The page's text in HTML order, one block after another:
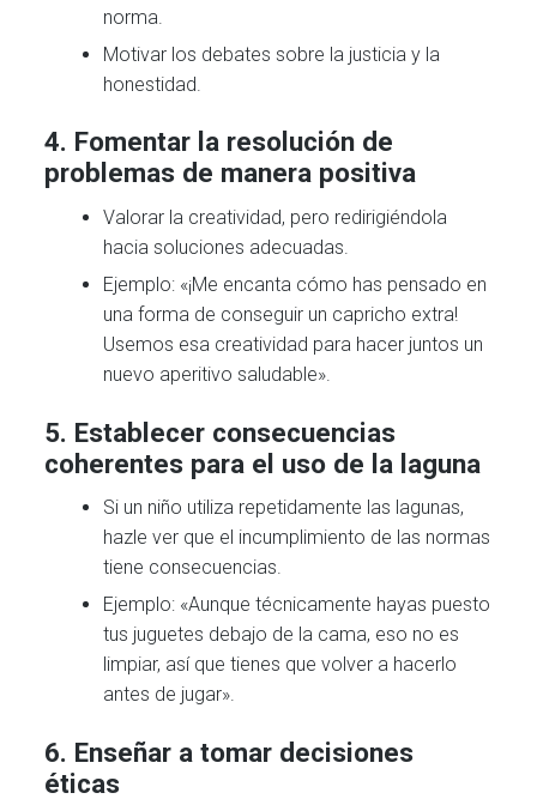
norma.
Motivar los debates sobre la justicia y la
honestidad.
4. Fomentar la resolución de
problemas de manera positiva
Valorar la creatividad, pero redirigiéndola
hacia soluciones adecuadas.
Ejemplo: «¡Me encanta cómo has pensado en
una forma de conseguir un capricho extra!
Usemos esa creatividad para hacer juntos un
nuevo aperitivo saludable».
5. Establecer consecuencias
coherentes para el uso de la laguna
Si un niño utiliza repetidamente las lagunas,
hazle ver que el incumplimiento de las normas
tiene consecuencias.
Ejemplo: «Aunque técnicamente hayas puesto
tus juguetes debajo de la cama, eso no es
limpiar, así que tienes que volver a hacerlo
antes de jugar».
6. Enseñar a tomar decisiones
éticas